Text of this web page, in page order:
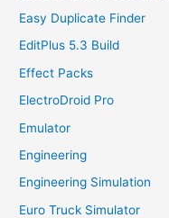
Easy Duplicate Finder
EditPlus 5.3 Build
Effect Packs
ElectroDroid Pro
Emulator
Engineering
Engineering Simulation
Euro Truck Simulator